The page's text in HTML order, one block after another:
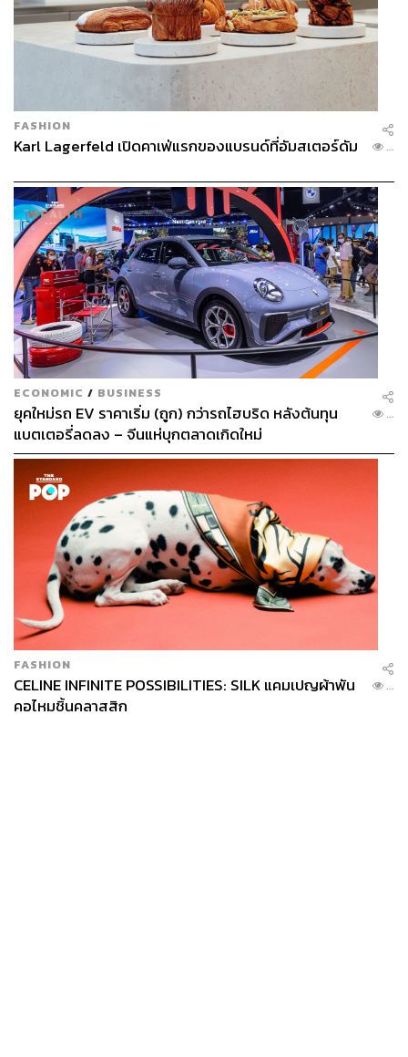
FASHION
Karl Lagerfeld เปิดคาเฟ่แรกของแบรนด์ที่อัมสเตอร์ดัม ...
ECONOMIC / BUSINESS
ยุคใหม่รถ EV ราคาเริ่ม (ถูก) กว่ารถไฮบริด หลังต้นทุน
แบตเตอรี่ลดลง – จีนแห่บุกตลาดเกิดใหม่
...
FASHION
CELINE INFINITE POSSIBILITIES: SILK แคมเปญผ้าพัน
คอไหมชิ้นคลาสสิก
...